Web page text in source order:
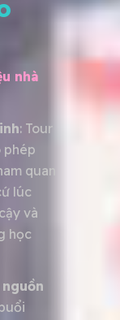
nhà
: Tour
phép
quan
lúc
và
học